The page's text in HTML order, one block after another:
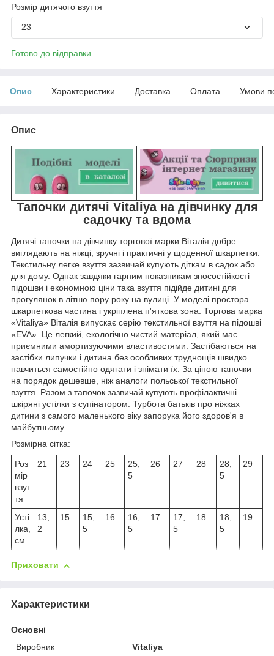
Розмір дитячого взуття
23
Готово до відправки
Опис Характеристики Доставка Оплата Умови
Опис
Тапочки дитячі Vitaliya на дівчинку для
садочку та вдома
Дитячі тапочки на дівчинку торгової марки Віталія добре
виглядають на ніжці, зручні і практичні у щоденної шкарпетки.
Текстильну легке взуття зазвичай купують діткам в садок або
для дому. Однак завдяки гарним показникам зносостійкості
підошви і економною ціни така взуття підійде дитині для
прогулянок в літню пору року на вулиці. У моделі простора
шкарпеткова частина і укріплена п'яткова зона. Торгова марка
«Vitaliya» Віталія випускає серію текстильної взуття на підошві
«EVA». Це легкий, екологічно чистий матеріал, який має
приємними амортизуючими властивостями. Застібаються на
застібки липучки і дитина без особливих труднощів швидко
навчиться самостійно одягати і знімати їх. За ціною тапочки
на порядок дешевше, ніж аналоги польської текстильної
взуття. Разом з тапочок зазвичай купують профілактичні
шкіряні устілки з супінатором. Турбота батьків про ніжках
дитини з самого маленького віку запорука його здоров'я в
майбутньому.
Розмірна сітка:
Роз
мір
взут
тя
21 23 24 25
25,
5
26 27 28
28,
5
29
Усті
лка,
см
13,
2
15
15,
5
16
16,
5
17
17,
5
18
18,
5
19
Приховати
Характеристики
Основні
Виробник
Vitaliya